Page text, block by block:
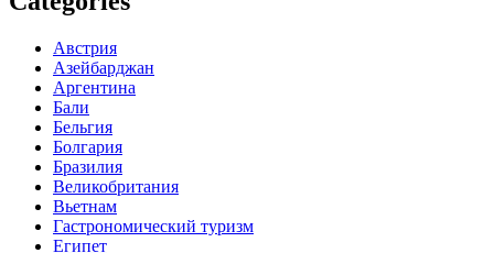
Австрия
Азейбарджан
Аргентина
Бали
Бельгия
Болгария
Бразилия
Великобритания
Вьетнам
Гастрономический туризм
Египет